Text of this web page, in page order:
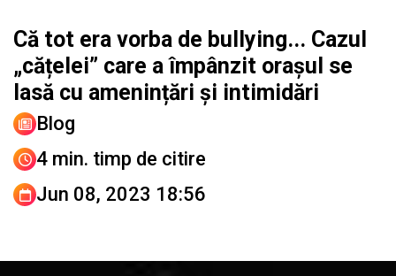
Că tot era vorba de bullying... Cazul
„cățelei” care a împânzit orașul se
lasă cu amenințări și intimidări
Blog
4 min. timp de citire
Jun 08, 2023 18:56